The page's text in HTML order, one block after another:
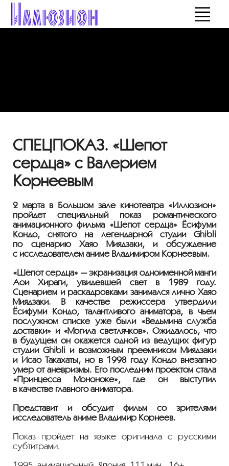
СПЕЦПОКАЗ. «Шепот
сердца» с Валерием
Корнеевым
2 марта в Большом зале кинотеатра «Иллюзион»
пройдет специальный показ романтического
анимационного фильма «Шёпот сердца» Ёсифуми
Кондо, снятого на легендарной студии Ghibli
по сценарию Хаяо Миядзаки, и обсуждение
с исследователем аниме Владимиром Корнеевым.
«Шёпот сердца» — экранизация одноименной манги
Аои Хираги, увидевшей свет в 1989 году.
Сценарием и раскадровками занимался лично Хаяо
Миядзаки. В качестве режиссера утвердили
Ёсифуми Кондо, талантливого аниматора, в чьем
послужном списке уже были «Ведьмина служба
доставки» и «Могила светлячков». Ожидалось, что
в будущем он окажется одной из ведущих фигур
студии Ghibli и возможным преемником Миядзаки
и Исао Такахаты, но в 1998 году Кондо внезапно
умер от аневризмы. Его последним проектом стала
«Принцесса Мононоке», где он выступил
в качестве главного аниматора.
Представит и обсудит фильм со зрителями
исследователь аниме Владимир Корнеев.
Показ пройдет на языке оригинала с русскими
субтитрами.